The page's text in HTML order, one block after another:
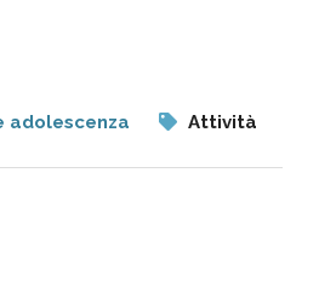
adolescenza
Attività